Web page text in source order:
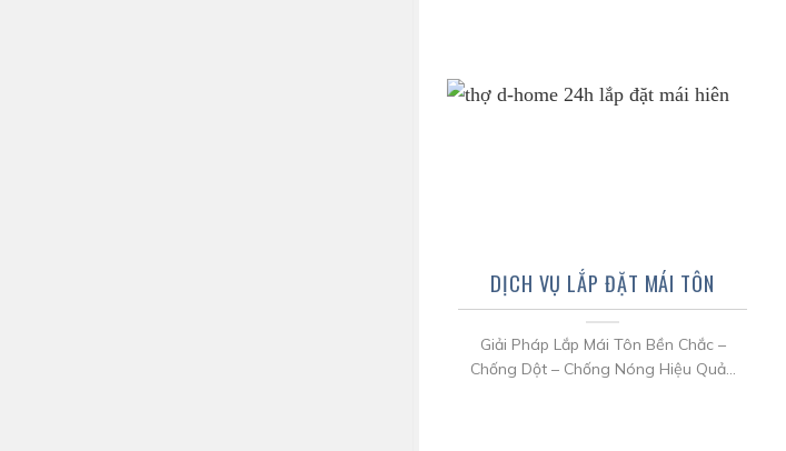
DỊCH VỤ LẮP ĐẶT MÁI TÔN
Giải Pháp Lắp Mái Tôn Bền Chắc –
Chống Dột – Chống Nóng Hiệu Quả...